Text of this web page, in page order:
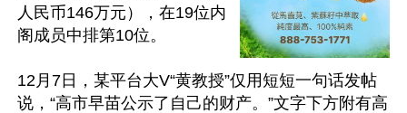
人民币146万元），在19位内
阁成员中排第10位。
12月7日，某平台大V“黄教授”仅用短短一句话发帖
说，“高市早苗公示了自己的财产。”文字下方附有高